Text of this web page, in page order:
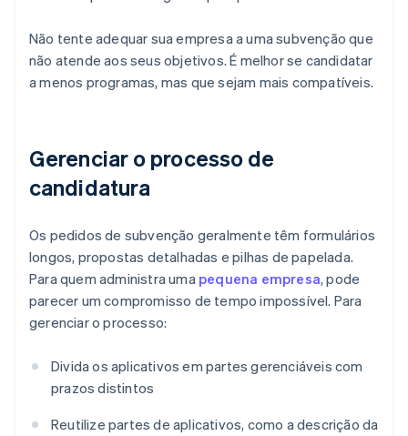
Não tente adequar sua empresa a uma subvenção que
não atende aos seus objetivos. É melhor se candidatar
a menos programas, mas que sejam mais compatíveis.
Gerenciar o processo de
candidatura
Os pedidos de subvenção geralmente têm formulários
longos, propostas detalhadas e pilhas de papelada.
Para quem administra uma pequena empresa, pode
parecer um compromisso de tempo impossível. Para
gerenciar o processo:
Divida os aplicativos em partes gerenciáveis com
prazos distintos
Reutilize partes de aplicativos, como a descrição da